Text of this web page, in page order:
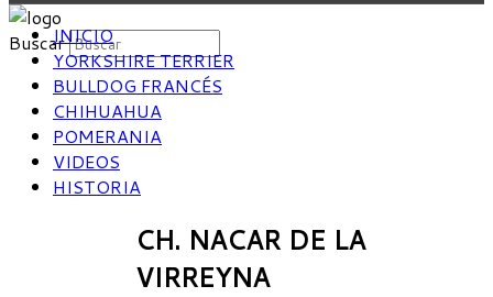
BuscarINICIO
YORKSHIRE TERRIER
BULLDOG FRANCÉS
CHIHUAHUA
POMERANIA
VIDEOS
HISTORIA
CH. NACAR DE LA
VIRREYNA